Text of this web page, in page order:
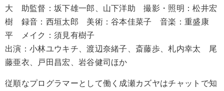
大 助監督：坂下雄一郎、山下洋助 撮影・照明：松井宏
樹 録音：西垣太郎 美術：谷本佳菜子 音楽：重盛康
平 メイク：須見有樹子
出演：小林ユウキチ、渡辺奈緒子、斎藤歩、札内幸太 尾
藤亜衣、戸田昌宏、岩谷健司ほか
従順なプログラマーとして働く成瀬カズヤはチャットで知